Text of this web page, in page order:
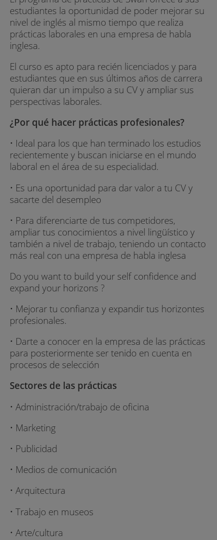
estudiantes la oportunidad de poder mejorar su
nivel de inglés al mismo tiempo que realiza
prácticas laborales en una empresa de habla
inglesa.
El curso es apto para recién licenciados y para
estudiantes que en sus últimos años de carrera
quieran dar un impulso a su CV y ampliar sus
perspectivas laborales.
¿Por qué hacer prácticas profesionales?
• Ideal para los que han terminado los estudios
recientemente y buscan iniciarse en el mundo
laboral en el área de su especialidad.
• Es una oportunidad para dar valor a tu CV y
sacarte del desempleo
• Para diferenciarte de tus competidores,
ampliar tus conocimientos a nivel lingüístico y
también a nivel de trabajo, teniendo un contacto
más real con una empresa de habla inglesa
Do you want to build your self confidence and
expand your horizons ?
• Mejorar tu confianza y expandir tus horizontes
profesionales.
• Darte a conocer en la empresa de las prácticas
para posteriormente ser tenido en cuenta en
procesos de selección
Sectores de las prácticas
• Administración/trabajo de oficina
• Marketing
• Publicidad
• Medios de comunicación
• Arquitectura
• Trabajo en museos
• Arte/cultura